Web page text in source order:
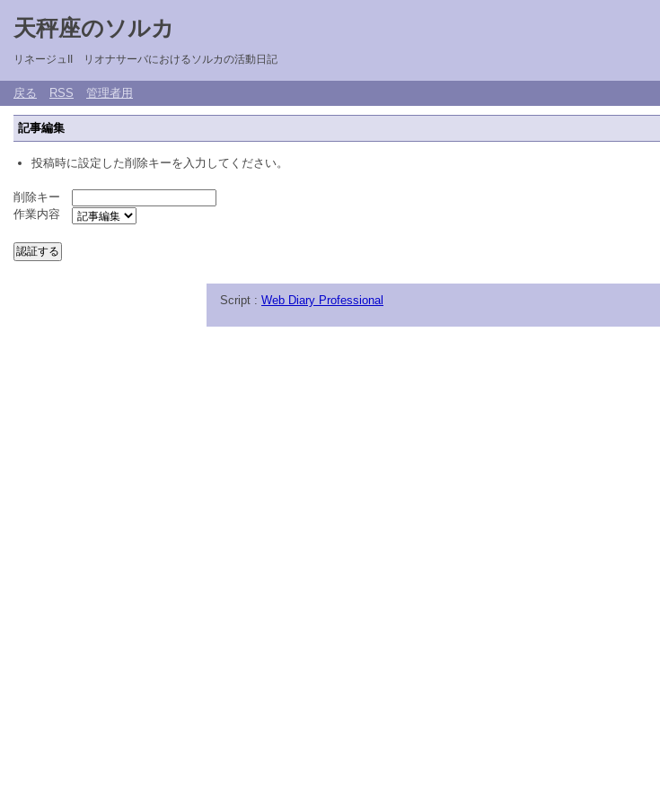
天秤座のソルカ
リネージュII リオナサーバにおけるソルカの活動日記
戻る RSS 管理者用
記事編集
投稿時に設定した削除キーを入力してください。
削除キー
作業内容
Script : Web Diary Professional